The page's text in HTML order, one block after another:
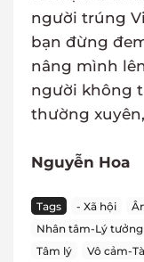
người trúng
bạn đừng
nâng mình
người không
thường
Nguyễn Hoa
Tags - Xã hội
Nhân tâm-Lý tưởng
Tâm lý
Vô cảm-